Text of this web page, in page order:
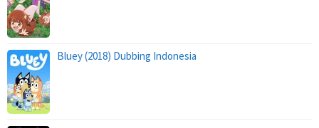
Bluey (2018) Dubbing Indonesia